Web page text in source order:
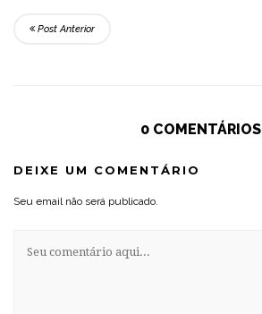
Post Anterior
0 COMENTÁRIOS
DEIXE UM COMENTÁRIO
Seu email não será publicado.